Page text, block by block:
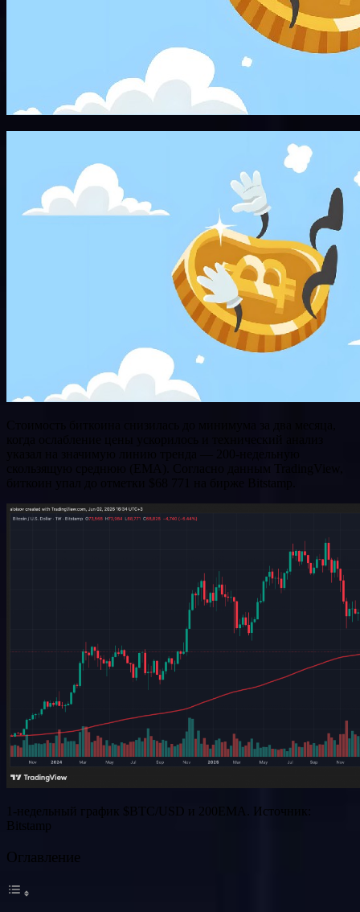
Стоимость биткоина снизилась до минимума за два месяца,
когда ослабление цены ускорилось и технический анализ
указал на значимую линию тренда — 200-недельную
скользящую среднюю (EMA). Согласно данным TradingView,
биткоин упал до отметки $68 771 на бирже Bitstamp.
1-недельный график $BTC/USD и 200EMA. Источник:
Bitstamp
Оглавление